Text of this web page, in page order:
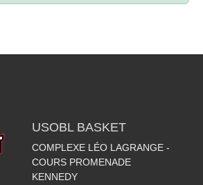
USOBL BASKET
COMPLEXE LÉO LAGRANGE -
COURS PROMENADE
KENNEDY